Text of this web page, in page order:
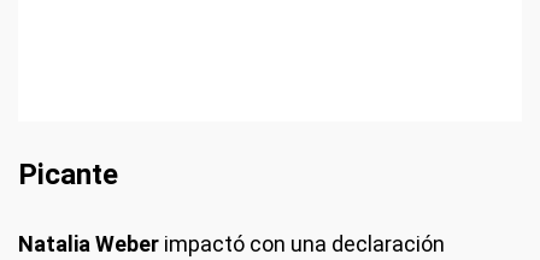
Picante
Natalia Weber impactó con una declaración